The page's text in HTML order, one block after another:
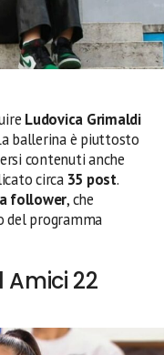
Ludovica Grimaldi
ballerina è piuttosto
contenuti anche
circa 35 post.
follower, che
del programma
22